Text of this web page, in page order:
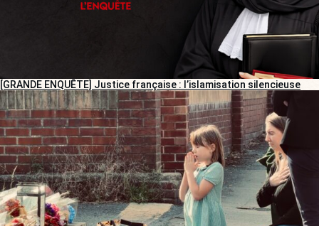
[GRANDE ENQUÊTE] Justice française : l’islamisation silencieuse